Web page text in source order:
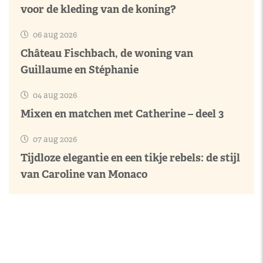
voor de kleding van de koning?
06 aug 2026
Château Fischbach, de woning van
Guillaume en Stéphanie
04 aug 2026
Mixen en matchen met Catherine – deel 3
07 aug 2026
Tijdloze elegantie en een tikje rebels: de stijl
van Caroline van Monaco